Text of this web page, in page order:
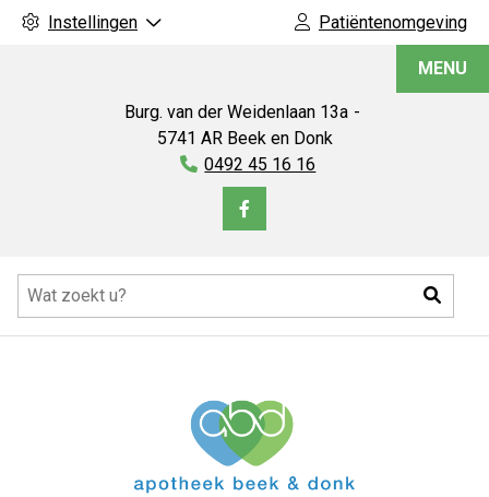
Instellingen Patiëntenomgeving
Burg. van der Weidenlaan 13a
5741 AR Beek en Donk
Tel:
0492 45 16 16
Bezoek
facebook
MENU